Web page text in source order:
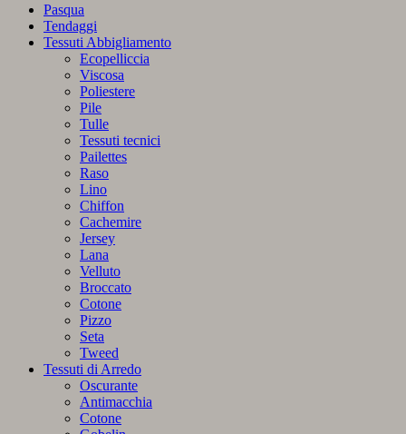
Pasqua
Tendaggi
Tessuti Abbigliamento
Ecopelliccia
Viscosa
Poliestere
Pile
Tulle
Tessuti tecnici
Pailettes
Raso
Lino
Chiffon
Cachemire
Jersey
Lana
Velluto
Broccato
Cotone
Pizzo
Seta
Tweed
Tessuti di Arredo
Oscurante
Antimacchia
Cotone